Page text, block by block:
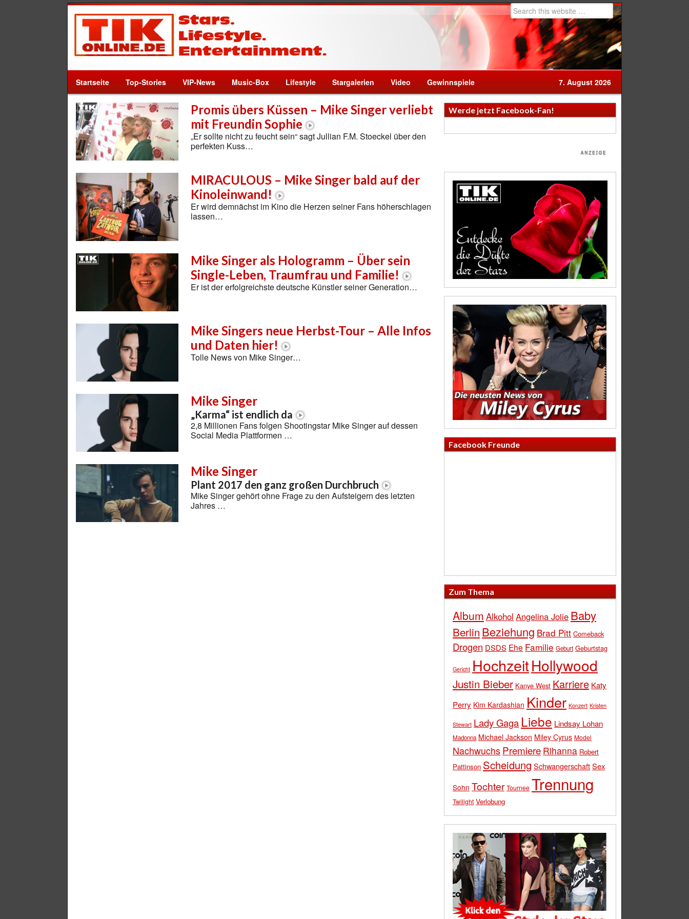
Startseite Top-Stories VIP-News Music-Box Lifestyle Stargalerien Video Gewinnspiele 7. August 2026
Promis übers Küssen – Mike Singer verliebt
mit Freundin Sophie
„Er sollte nicht zu feucht sein“ sagt Jullian F.M. Stoeckel über den
perfekten Kuss…
MIRACULOUS – Mike Singer bald auf der
Kinoleinwand!
Er wird demnächst im Kino die Herzen seiner Fans höherschlagen
lassen…
Mike Singer als Hologramm – Über sein
Single-Leben, Traumfrau und Familie!
Er ist der erfolgreichste deutsche Künstler seiner Generation…
Mike Singers neue Herbst-Tour – Alle Infos
und Daten hier!
Tolle News von Mike Singer…
Mike Singer
„Karma“ ist endlich da
2,8 Millionen Fans folgen Shootingstar Mike Singer auf dessen
Social Media Plattformen …
Mike Singer
Plant 2017 den ganz großen Durchbruch
Mike Singer gehört ohne Frage zu den Aufsteigern des letzten
Jahres …
Werde jetzt Facebook-Fan!
Facebook Freunde
Zum Thema
Album Alkohol Angelina Jolie Baby
Berlin Beziehung Brad Pitt Comeback
Drogen DSDS Ehe Familie Geburt Geburtstag
Gericht HochzeitHollywood
Justin Bieber Kanye West Karriere Katy
Perry Kim Kardashian Kinder Konzert Kristen
Stewart Lady Gaga Liebe Lindsay Lohan
Madonna Michael Jackson Miley Cyrus Model
Nachwuchs Premiere Rihanna Robert
Pattinson Scheidung SchwangerschaftSex
Sohn Tochter Tournee Trennung
Twilight Verlobung